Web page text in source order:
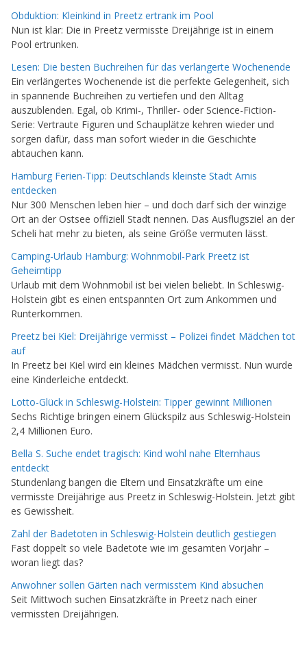
Obduktion: Kleinkind in Preetz ertrank im Pool
Nun ist klar: Die in Preetz vermisste Dreijährige ist in einem
Pool ertrunken.
Lesen: Die besten Buchreihen für das verlängerte Wochenende
Ein verlängertes Wochenende ist die perfekte Gelegenheit, sich
in spannende Buchreihen zu vertiefen und den Alltag
auszublenden. Egal, ob Krimi-, Thriller- oder Science-Fiction-
Serie: Vertraute Figuren und Schauplätze kehren wieder und
sorgen dafür, dass man sofort wieder in die Geschichte
abtauchen kann.
Hamburg Ferien-Tipp: Deutschlands kleinste Stadt Arnis
entdecken
Nur 300 Menschen leben hier – und doch darf sich der winzige
Ort an der Ostsee offiziell Stadt nennen. Das Ausflugsziel an der
Scheli hat mehr zu bieten, als seine Größe vermuten lässt.
Camping-Urlaub Hamburg: Wohnmobil-Park Preetz ist
Geheimtipp
Urlaub mit dem Wohnmobil ist bei vielen beliebt. In Schleswig-
Holstein gibt es einen entspannten Ort zum Ankommen und
Runterkommen.
Preetz bei Kiel: Dreijährige vermisst – Polizei findet Mädchen tot
auf
In Preetz bei Kiel wird ein kleines Mädchen vermisst. Nun wurde
eine Kinderleiche entdeckt.
Lotto-Glück in Schleswig-Holstein: Tipper gewinnt Millionen
Sechs Richtige bringen einem Glückspilz aus Schleswig-Holstein
2,4 Millionen Euro.
Bella S. Suche endet tragisch: Kind wohl nahe Elternhaus
entdeckt
Stundenlang bangen die Eltern und Einsatzkräfte um eine
vermisste Dreijährige aus Preetz in Schleswig-Holstein. Jetzt gibt
es Gewissheit.
Zahl der Badetoten in Schleswig-Holstein deutlich gestiegen
Fast doppelt so viele Badetote wie im gesamten Vorjahr –
woran liegt das?
Anwohner sollen Gärten nach vermisstem Kind absuchen
Seit Mittwoch suchen Einsatzkräfte in Preetz nach einer
vermissten Dreijährigen.